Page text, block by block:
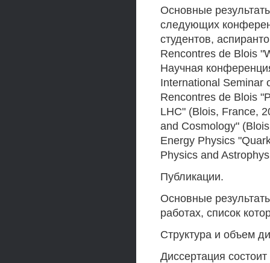
Основные
следующих
студентов,
Rencontres de Blois
Научная
International Seminar
Rencontres de Blois
LHC" (Blois, France,
and Cosmology"
Energy Physics
Physics and
Публикации.
Основные
работах, список
Структура и объем
Диссертация